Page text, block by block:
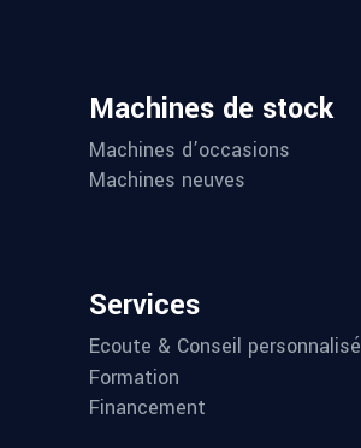
Machines de stock
Machines d’occasions
Machines neuves
Services
Ecoute & Conseil personnalisé
Formation
Financement